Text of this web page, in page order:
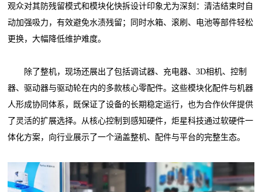
观众对其防残留模式和模块化快拆设计印象尤为深刻：清洁结束时自
动加强吸力，有效避免水渍残留；同时水箱、滚刷、电池等部件轻松
更换，大幅降低维护难度。
除了整机，现场还展出了包括调试器、充电器、3D相机、控制
器、驱动器与驱动轮在内的多款核心零配件。这些模块化配件与机器
人形成协同体系，既保证了设备的长期稳定运行，也为合作伙伴提供
了灵活的扩展选择。从核心控制到感知硬件，炬星科技通过软硬件一
体化方案，向行业展示了一个涵盖整机、配件与平台的完整生态。